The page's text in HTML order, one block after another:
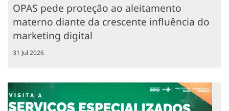
OPAS pede proteção ao aleitamento
materno diante da crescente influência do
marketing digital
31 Jul 2026